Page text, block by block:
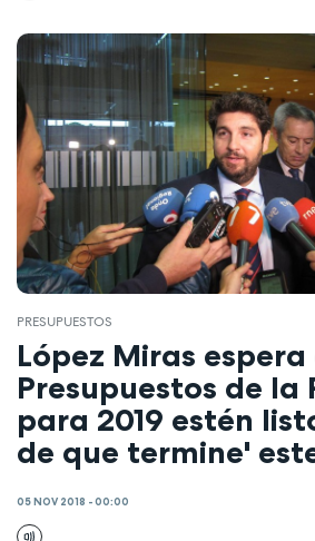
PRESUPUESTOS
López Miras espera
Presupuestos de la
para 2019 estén
de que termine'
05 NOV 2018 - 00:00